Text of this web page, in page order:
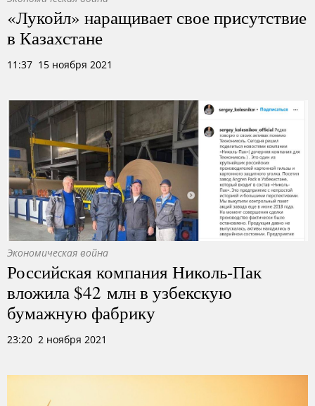
«Лукойл» наращивает свое присутствие
в Казахстане
11:37 15 ноября 2021
Экономическая война
Российская компания Николь-Пак
вложила $42 млн в узбекскую
бумажную фабрику
23:20 2 ноября 2021